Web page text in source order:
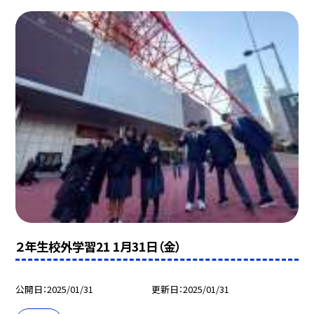
２年生校外学習21 1月31日（金）
公開日 2025/01/31 更新日 2025/01/31